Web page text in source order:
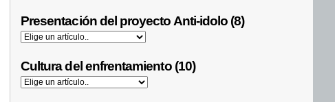
Presentación del proyecto Anti-idolo (8)
Cultura del enfrentamiento (10)